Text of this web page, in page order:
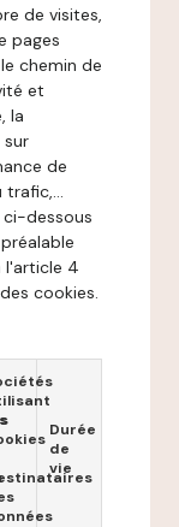
de visites,
pages
chemin de
et
la
sur
de
trafic,...
dessous
l'article 4
cookies.
Durée
de
vie